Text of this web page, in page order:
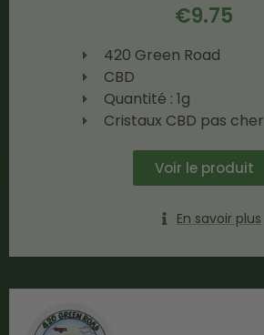
€9.75
420 Green Road
CBD
Quantité : 1g
Cristaux CBD pas cher
Voir le produit
En savoir plus